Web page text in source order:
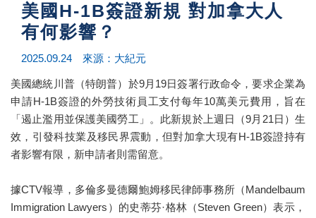
美國H-1B簽證新規 對加拿大人
有何影響？
2025.09.24 來源：大紀元
美國總統川普（特朗普）於9月19日簽署行政命令，要求企業為
申請H-1B簽證的外勞技術員工支付每年10萬美元費用，旨在
「遏止濫用並保護美國勞工」。此新規於上週日（9月21日）生
效，引發科技業及移民界震動，但對加拿大現有H-1B簽證持有
者影響有限，新申請者則需留意。
據CTV報導，多倫多曼德爾鮑姆移民律師事務所（Mandelbaum
Immigration Lawyers）的史蒂芬·格林（Steven Green）表示，